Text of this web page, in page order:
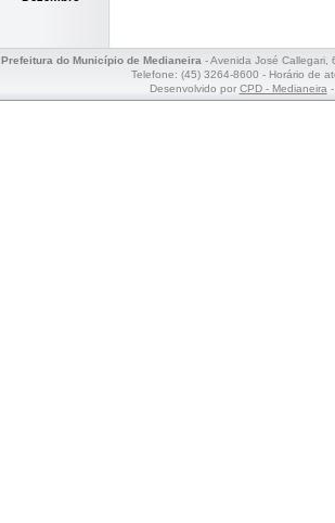
Prefeitura do Município de Medianeira- Avenida José Callegari,
Telefone: (45) 3264-8600 - Horário de
Desenvolvido por CPD - Medianeira-